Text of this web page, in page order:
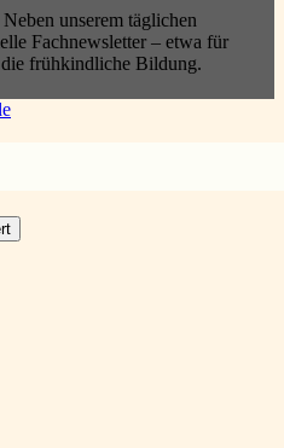
unserem täglichen
Fachnewsletter – etwa für
frühkindliche Bildung.